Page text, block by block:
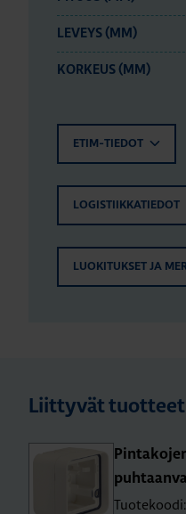
LEVEYS (MM)
KORKEUS (MM)
ETIM-TIEDOT
LOGISTIIKKATIEDOT
LUOKITUKSET JA
Liittyvät tuotteet